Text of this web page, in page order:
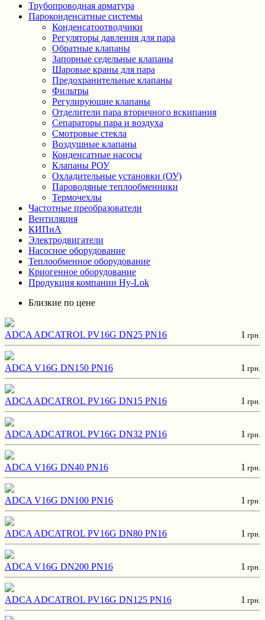
Трубопроводная арматура
Пароконденсатные системы
Конденсатоотводчики
Регуляторы давления для пара
Обратные клапаны
Запорные седельные клапаны
Шаровые краны для пара
Предохранительные клапаны
Фильтры
Регулирующие клапаны
Отделители пара вторичного вскипания
Сепараторы пара и воздуха
Смотровые стекла
Воздушные клапаны
Конденсатные насосы
Клапаны РОУ
Охладительные установки (ОУ)
Пароводяные теплообменники
Термочехлы
Частотные преобразователи
Вентиляция
КИПиА
Электродвигатели
Насосное оборудование
Теплообменное оборудование
Криогенное оборудование
Продукция компании Hy-Lok
Близкие по цене
ADCA ADCATROL PV16G DN25 PN16 1 грн.
ADCA V16G DN150 PN16 1 грн.
ADCA ADCATROL PV16G DN15 PN16 1 грн.
ADCA ADCATROL PV16G DN32 PN16 1 грн.
ADCA V16G DN40 PN16 1 грн.
ADCA V16G DN100 PN16 1 грн.
ADCA ADCATROL PV16G DN80 PN16 1 грн.
ADCA V16G DN200 PN16 1 грн.
ADCA ADCATROL PV16G DN125 PN16 1 грн.